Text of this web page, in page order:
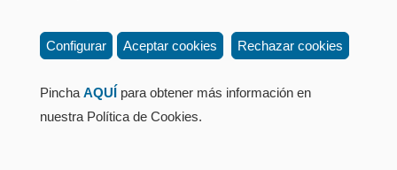
Contacto: Paseo de Sarasate nº 38, 2º Dcha - 31001
Pamplona (Navarra) Tel.: 848 42 08 72
corporacion@cpen.es
Configurar Aceptar cookies Rechazar cookies
Pincha AQUÍ para obtener más información en
nuestra Política de Cookies.